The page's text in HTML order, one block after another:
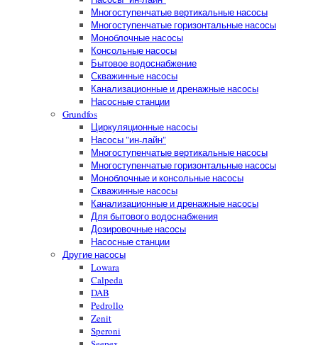
Многоступенчатые вертикальные насосы
Многоступенчатые горизонтальные насосы
Моноблочные насосы
Консольные насосы
Бытовое водоснабжение
Скважинные насосы
Канализационные и дренажные насосы
Насосные станции
Grundfos
Циркуляционные насосы
Насосы "ин-лайн"
Многоступенчатые вертикальные насосы
Многоступенчатые горизонтальные насосы
Моноблочные и консольные насосы
Скважинные насосы
Канализационные и дренажные насосы
Для бытового водоснабжения
Дозировочные насосы
Насосные станции
Другие насосы
Lowara
Calpeda
DAB
Pedrollo
Zenit
Speroni